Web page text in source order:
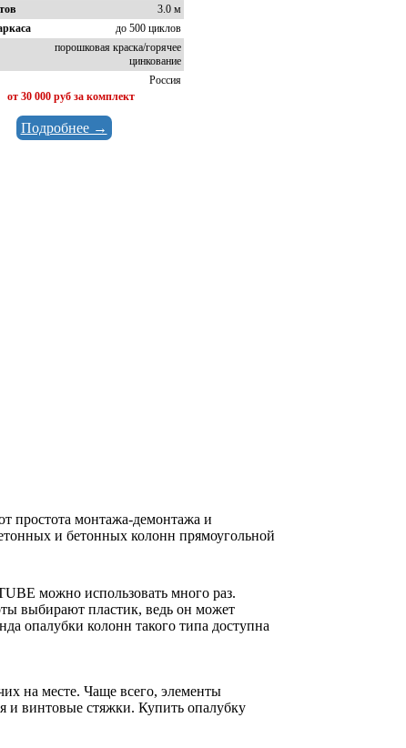
3.0 м
до 500 циклов
порошковая краска/горячее
цинкование
Россия
от 30 000 руб за комплект
Подробнее →
простота монтажа-демонтажа и
и бетонных колонн прямоугольной
можно использовать много раз.
выбирают пластик, ведь он может
опалубки колонн такого типа доступна
на месте. Чаще всего, элементы
и винтовые стяжки. Купить опалубку